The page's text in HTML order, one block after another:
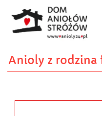
Anioly z rodzina